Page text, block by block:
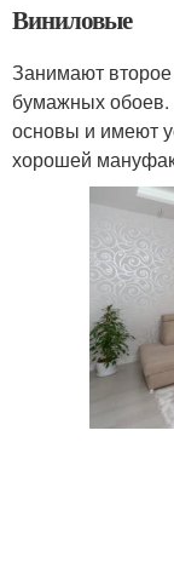
Виниловые
Занимают
бумажных обоев.
основы и имеют
хорошей